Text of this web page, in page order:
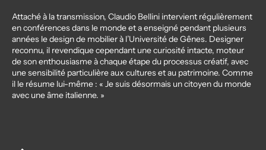
Attaché à la transmission, Claudio Bellini intervient régulièrement
en conférences dans le monde et a enseigné pendant plusieurs
années le design de mobilier à l’Université de Gênes. Designer
reconnu, il revendique cependant une curiosité intacte, moteur
de son enthousiasme à chaque étape du processus créatif, avec
une sensibilité particulière aux cultures et au patrimoine. Comme
il le résume lui-même : « Je suis désormais un citoyen du monde
avec une âme italienne. »